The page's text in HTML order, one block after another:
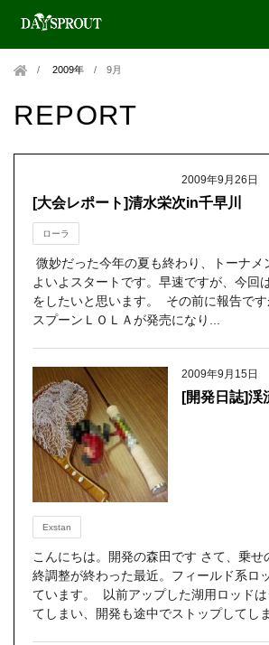
2009年 /9月
REPORT
2009年9月26日
[大会レポート]清水栄次in千早川
ローラ
微妙だった今年の夏も終わり、トーナメ
よいよスタートです。早速ですが、今回
をしたいと思います。 その前に報告で
スプーンＬＯＬＡが発売になり...
2009年9月15日
[開発日誌]渓
Exstan
こんにちは。開発の森田です さて、乗せ
終調整が終わった最近。フィールド系ロ
ています。 以前アップした湖用ロッド
てしまい、開発も途中でストップしてしま